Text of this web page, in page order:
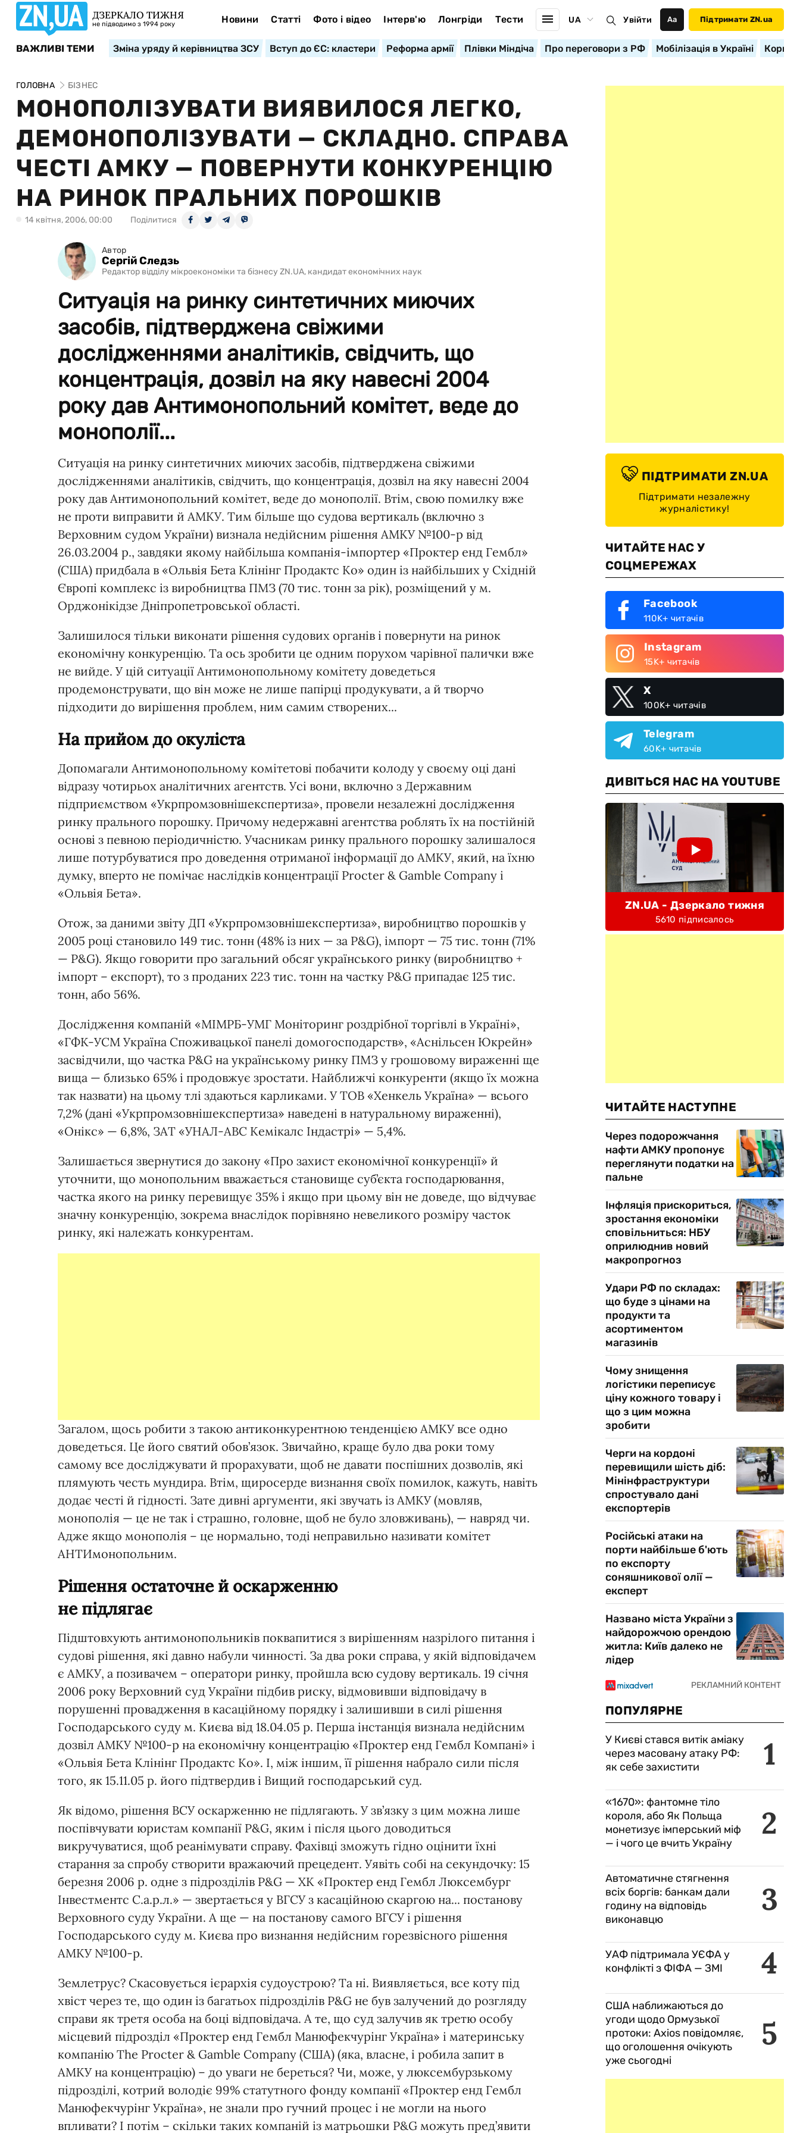
ДЗЕРКАЛО ТИЖНЯ
не підводимо з 1994 року Новини Статті Фото і відео Інтерв'ю Лонгріди Тести UA Увійти Аа Підтримати ZN.ua
ВАЖЛИВІ ТЕМИ Зміна уряду й керівництва ЗСУ Вступ до ЄС: кластери Реформа армії Плівки Міндіча Про переговори з РФ Мобілізація в Україні
ГОЛОВНА БІЗНЕС
МОНОПОЛІЗУВАТИ ВИЯВИЛОСЯ ЛЕГКО,
ДЕМОНОПОЛІЗУВАТИ — СКЛАДНО. СПРАВА
ЧЕСТІ АМКУ — ПОВЕРНУТИ КОНКУРЕНЦІЮ
НА РИНОК ПРАЛЬНИХ ПОРОШКІВ
14 квiтня, 2006, 00:00 Поділитися
Автор
Сергій Следзь
Редактор відділу мікроекономіки та бізнесу ZN.UA, кандидат економічних наук
Ситуація на ринку синтетичних миючих
засобів, підтверджена свіжими
дослідженнями аналітиків, свідчить, що
концентрація, дозвіл на яку навесні 2004
року дав Антимонопольний комітет, веде до
монополії...
Ситуація на ринку синтетичних миючих засобів, підтверджена свіжими
дослідженнями аналітиків, свідчить, що концентрація, дозвіл на яку навесні 2004
року дав Антимонопольний комітет, веде до монополії. Втім, свою помилку вже
не проти виправити й АМКУ. Тим більше що судова вертикаль (включно з
Верховним судом України) визнала недійсним рішення АМКУ №100-р від
26.03.2004 р., завдяки якому найбільша компанія-імпортер «Проктер енд Гембл»
(США) придбала в «Ольвія Бета Клінінг Продактс Ко» один із найбільших у Східній
Європі комплекс із виробництва ПМЗ (70 тис. тонн за рік), розміщений у м.
Орджонікідзе Дніпропетровської області.
Залишилося тільки виконати рішення судових органів і повернути на ринок
економічну конкуренцію. Та ось зробити це одним порухом чарівної палички вже
не вийде. У цій ситуації Антимонопольному комітету доведеться
продемонструвати, що він може не лише папірці продукувати, а й творчо
підходити до вирішення проблем, ним самим створених...
На прийом до окуліста
Допомагали Антимонопольному комітетові побачити колоду у своєму оці дані
відразу чотирьох аналітичних агентств. Усі вони, включно з Державним
підприємством «Укрпромзовнішекспертиза», провели незалежні дослідження
ринку прального порошку. Причому недержавні агентства роблять їх на постійній
основі з певною періодичністю. Учасникам ринку прального порошку залишалося
лише потурбуватися про доведення отриманої інформації до АМКУ, який, на їхню
думку, вперто не помічає наслідків концентрації Procter & Gamble Company і
«Ольвія Бета».
Отож, за даними звіту ДП «Укрпромзовнішекспертиза», виробництво порошків у
2005 році становило 149 тис. тонн (48% із них — за P&G), імпорт — 75 тис. тонн (71%
— P&G). Якщо говорити про загальний обсяг українського ринку (виробництво +
імпорт – експорт), то з проданих 223 тис. тонн на частку P&G припадає 125 тис.
тонн, або 56%.
Дослідження компаній «МІМРБ-УМГ Моніторинг роздрібної торгівлі в Україні»,
«ГФК-УСМ Україна Споживацької панелі домогосподарств», «Аснільсен Юкрейн»
засвідчили, що частка P&G на українському ринку ПМЗ у грошовому вираженні ще
вища — близько 65% і продовжує зростати. Найближчі конкуренти (якщо їх можна
так назвати) на цьому тлі здаються карликами. У ТОВ «Хенкель Україна» — всього
7,2% (дані «Укрпромзовнішекспертиза» наведені в натуральному вираженні),
«Онікс» — 6,8%, ЗАТ «УНАЛ-АВС Кемікалс Індастрі» — 5,4%.
Залишається звернутися до закону «Про захист економічної конкуренції» й
уточнити, що монопольним вважається становище суб’єкта господарювання,
частка якого на ринку перевищує 35% і якщо при цьому він не доведе, що відчуває
значну конкуренцію, зокрема внаслідок порівняно невеликого розміру часток
ринку, які належать конкурентам.
Загалом, щось робити з такою антиконкурентною тенденцією АМКУ все одно
доведеться. Це його святий обов’язок. Звичайно, краще було два роки тому
самому все досліджувати й прорахувати, щоб не давати поспішних дозволів, які
плямують честь мундира. Втім, щиросерде визнання своїх помилок, кажуть, навіть
додає честі й гідності. Зате дивні аргументи, які звучать із АМКУ (мовляв,
монополія — це не так і страшно, головне, щоб не було зловживань), — навряд чи.
Адже якщо монополія – це нормально, тоді неправильно називати комітет
АНТИмонопольним.
Рішення остаточне й оскарженню
не підлягає
Підштовхують антимонопольників поквапитися з вирішенням назрілого питання і
судові рішення, які давно набули чинності. За два роки справа, у якій відповідачем
є АМКУ, а позивачем – оператори ринку, пройшла всю судову вертикаль. 19 січня
2006 року Верховний суд України підбив риску, відмовивши відповідачу в
порушенні провадження в касаційному порядку і залишивши в силі рішення
Господарського суду м. Києва від 18.04.05 р. Перша інстанція визнала недійсним
дозвіл АМКУ №100-р на економічну концентрацію «Проктер енд Гембл Компані» і
«Ольвія Бета Клінінг Продактс Ко». І, між іншим, її рішення набрало сили після
того, як 15.11.05 р. його підтвердив і Вищий господарський суд.
Як відомо, рішення ВСУ оскарженню не підлягають. У зв’язку з цим можна лише
поспівчувати юристам компанії P&G, яким і після цього доводиться
викручуватися, щоб реанімувати справу. Фахівці зможуть гідно оцінити їхні
старання за спробу створити вражаючий прецедент. Уявіть собі на секундочку: 15
березня 2006 р. одне з підрозділів P&G — ХК «Проктер енд Гембл Люксембург
Інвестментс С.а.р.л.» — звертається у ВГСУ з касаційною скаргою на... постанову
Верховного суду України. А ще — на постанову самого ВГСУ і рішення
Господарського суду м. Києва про визнання недійсним горезвісного рішення
АМКУ №100-р.
Землетрус? Скасовується ієрархія судоустрою? Та ні. Виявляється, все коту під
хвіст через те, що один із багатьох підрозділів P&G не був залучений до розгляду
справи як третя особа на боці відповідача. А те, що суд залучив як третю особу
місцевий підрозділ «Проктер енд Гембл Манюфекчурінг Україна» і материнську
компанію The Procter & Gamble Company (США) (яка, власне, і робила запит в
АМКУ на концентрацію) – до уваги не береться? Чи, може, у люксембурзькому
підрозділі, котрий володіє 99% статутного фонду компанії «Проктер енд Гембл
Манюфекчурінг Україна», не знали про гучний процес і не могли на нього
впливати? І потім – скільки таких компаній із матрьошки P&G можуть пред’явити
ПІДТРИМАТИ ZN.UA
Підтримати незалежну
журналістику!
ЧИТАЙТЕ НАС У
СОЦМЕРЕЖАХ
Facebook
110K+ читачів
Instagram
15K+ читачів
X
100K+ читачів
Telegram
60K+ читачів
ДИВІТЬСЯ НАС НА YOUTUBE
ZN.UA - Дзеркало тижня
5610 підписалось
ЧИТАЙТЕ НАСТУПНЕ
Через подорожчання
нафти АМКУ пропонує
переглянути податки на
пальне
Інфляція прискориться,
зростання економіки
сповільниться: НБУ
оприлюднив новий
макропрогноз
Удари РФ по складах:
що буде з цінами на
продукти та
асортиментом
магазинів
Чому знищення
логістики переписує
ціну кожного товару і
що з цим можна
зробити
Черги на кордоні
перевищили шість діб:
Мінінфраструктури
спростувало дані
експортерів
Російські атаки на
порти найбільше б'ють
по експорту
соняшникової олії —
експерт
Названо міста України з
найдорожчою орендою
житла: Київ далеко не
лідер
ПОПУЛЯРНЕ
1
У Києві стався витік аміаку
через масовану атаку РФ:
як себе захистити
2
«1670»: фантомне тіло
короля, або Як Польща
монетизує імперський міф
— і чого це вчить Україну
3
Автоматичне стягнення
всіх боргів: банкам дали
годину на відповідь
виконавцю
4
УАФ підтримала УЄФА у
конфлікті з ФІФА — ЗМІ
5
США наближаються до
угоди щодо Ормузької
протоки: Axios повідомляє,
що оголошення очікують
уже сьогодні